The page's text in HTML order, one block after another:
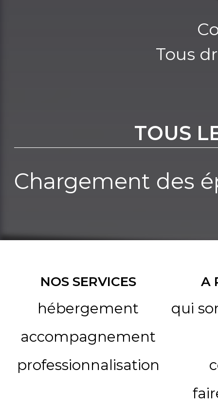
Tous
TOUS
Chargement des
NOS SERVICES
hébergement
accompagnement
professionnalisation
A
qui